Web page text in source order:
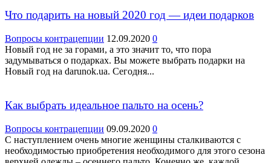
Что подарить на новый 2020 год — идеи подарков
Вопросы контрацепции 12.09.2020 0
Новый год не за горами, а это значит то, что пора
задумываться о подарках. Вы можете выбрать подарки на
Новый год на darunok.ua. Сегодня...
Как выбрать идеальное пальто на осень?
Вопросы контрацепции 09.09.2020 0
С наступлением очень многие женщины сталкиваются с
необходимостью приобретения необходимого для этого сезона